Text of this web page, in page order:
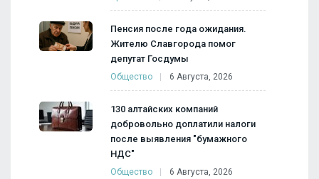
Пенсия после года ожидания.
Жителю Славгорода помог
депутат Госдумы
Общество 6 Августа, 2026
130 алтайских компаний
добровольно доплатили налоги
после выявления "бумажного
НДС"
Общество 6 Августа, 2026